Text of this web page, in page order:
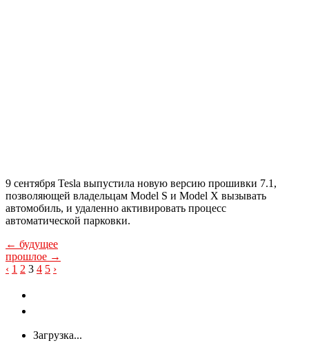
9 сентября Tesla выпустила новую версию прошивки 7.1,
позволяющей владельцам Model S и Model X вызывать
автомобиль, и удаленно активировать процесс
автоматической парковки.
← будущее
прошлое →
A
‹ 1 2 3 4 5 ›
Загрузка...